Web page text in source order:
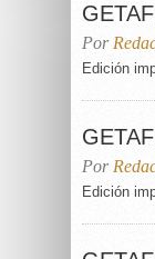
Por
Edición
Por
Edición